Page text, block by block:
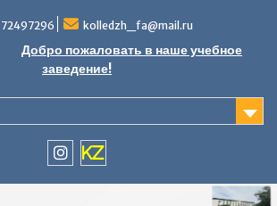
kolledzh_fa@mail.ru
Добро пожаловать в наше учебное
заведение!